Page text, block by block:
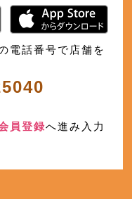
電話番号で店舗を
員登録へ進み入力